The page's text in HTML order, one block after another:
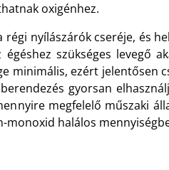
oxigénhez.
nyílászárók cseréje, és
szükséges levegő
minimális, ezért jelentősen
gyorsan
megfelelő műszaki
halálos